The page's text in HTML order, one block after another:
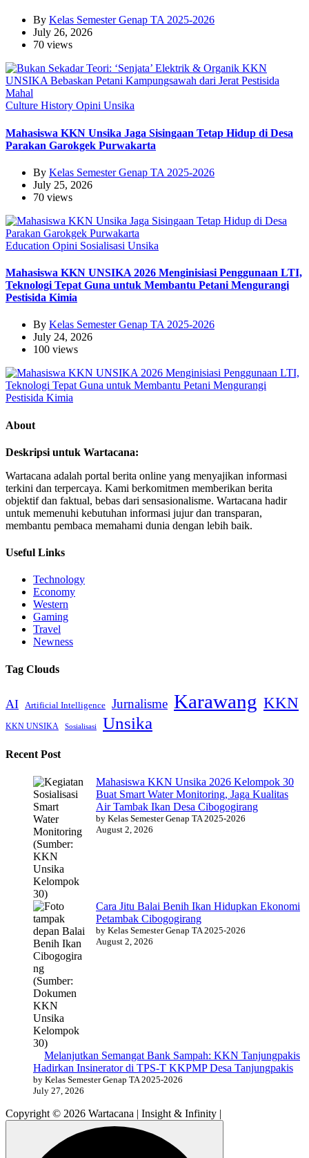
By Kelas Semester Genap TA 2025-2026
July 26, 2026
70 views
Culture History Opini Unsika
Mahasiswa KKN Unsika Jaga Sisingaan Tetap Hidup di Desa
Parakan Garokgek Purwakarta
By Kelas Semester Genap TA 2025-2026
July 25, 2026
70 views
Education Opini Sosialisasi Unsika
Mahasiswa KKN UNSIKA 2026 Menginisiasi Penggunaan LTI,
Teknologi Tepat Guna untuk Membantu Petani Mengurangi
Pestisida Kimia
By Kelas Semester Genap TA 2025-2026
July 24, 2026
100 views
About
Deskripsi untuk Wartacana:
Wartacana adalah portal berita online yang menyajikan informasi
terkini dan terpercaya. Kami berkomitmen memberikan berita
objektif dan faktual, bebas dari sensasionalisme. Wartacana hadir
untuk memenuhi kebutuhan informasi jujur dan transparan,
membantu pembaca memahami dunia dengan lebih baik.
Useful Links
Technology
Economy
Western
Gaming
Travel
Newness
Tag Clouds
AI Artificial Intelligence Jurnalisme Karawang KKN
KKN UNSIKA Sosialisasi Unsika
Recent Post
Mahasiswa KKN Unsika 2026 Kelompok 30
Buat Smart Water Monitoring, Jaga Kualitas
Air Tambak Ikan Desa Cibogogirang
by Kelas Semester Genap TA 2025-2026
August 2, 2026
Cara Jitu Balai Benih Ikan Hidupkan Ekonomi
Petambak Cibogogirang
by Kelas Semester Genap TA 2025-2026
August 2, 2026
Melanjutkan Semangat Bank Sampah: KKN Tanjungpakis
Hadirkan Insinerator di TPS-T KKPMP Desa Tanjungpakis
by Kelas Semester Genap TA 2025-2026
July 27, 2026
Copyright © 2026 Wartacana | Insight & Infinity |